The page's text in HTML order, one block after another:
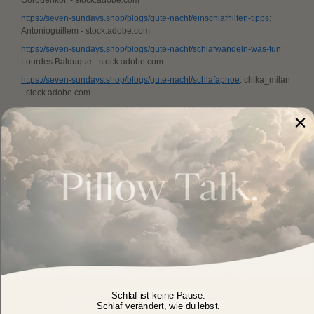
https://seven-sundays.shop/blogs/gute-nacht/einschlafhilfen-tipps:
Antonioguillem - stock.adobe.com
https://seven-sundays.shop/blogs/gute-nacht/schlafwandeln-was-tun:
Lourdes Balduque - stock.adobe.com
https://seven-sundays.shop/blogs/gute-nacht/schlafapnoe: chika_milan
- stock.adobe.com
https://seven-sundays.shop/blogs/gute-nacht/schlafsteorungen: New
Africa - stock.adobe.com
https://seven-sundays.shop/blogs/gute-nacht/hausstauballergie-
symptome-behandlung-tipps
: Photographee.eu - stock.adobe.com
https://seven-sundays.shop/blogs/gute-nacht/lerche-eule-schlaftyp
Syda Productions - stock.adobe.com
https://seven-sundays.shop/blogs/gute-nacht/traumdeutung-und-
: Sergey - stock.adobe.com
https://seven-sundays.shop/blogs/gute-nacht/rueckenschmerzen-was-
https://seven-sundays.shop/blogs/gute-nacht/schlafphasen-bedeutung
https://seven-sundays.shop/blogs/gute-nacht/was-hilft-gegen-
schnarchen-und-schlafapnoe: LIGHTFIELD STUDIOS -
Schlaf ist keine Pause.
Schlaf verändert, wie du lebst.